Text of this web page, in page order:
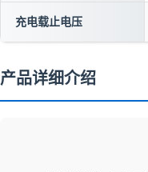
充电载止电压
产品详细介绍